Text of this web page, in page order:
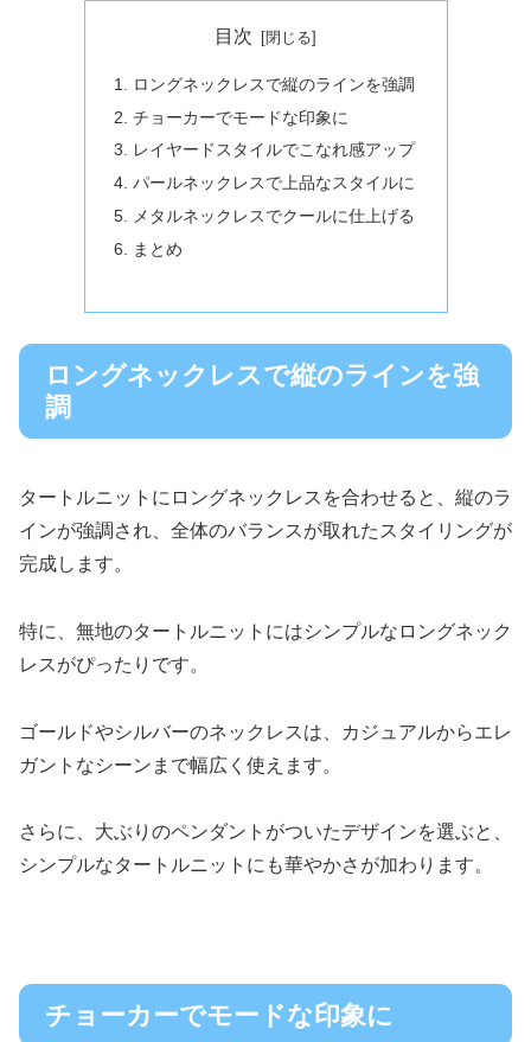
目次
ロングネックレスで縦のラインを強調
チョーカーでモードな印象に
レイヤードスタイルでこなれ感アップ
パールネックレスで上品なスタイルに
メタルネックレスでクールに仕上げる
まとめ
ロングネックレスで縦のラインを強
調
タートルニットにロングネックレスを合わせると、縦のラ
インが強調され、全体のバランスが取れたスタイリングが
完成します。
特に、無地のタートルニットにはシンプルなロングネック
レスがぴったりです。
ゴールドやシルバーのネックレスは、カジュアルからエレ
ガントなシーンまで幅広く使えます。
さらに、大ぶりのペンダントがついたデザインを選ぶと、
シンプルなタートルニットにも華やかさが加わります。
チョーカーでモードな印象に